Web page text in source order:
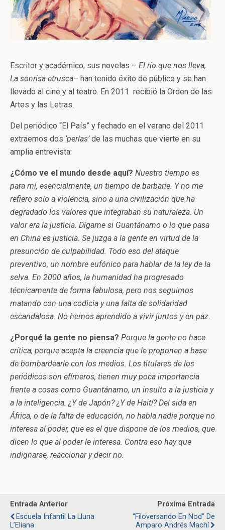
Escritor y académico, sus novelas – El río que nos lleva,
La sonrisa etrusca– han tenido éxito de público y se han
llevado al cine y al teatro. En 2011 recibió la Orden de las
Artes y las Letras.
Del periódico “El País” y fechado en el verano del 2011
extraemos dos ‘perlas’de las muchas que vierte en su
amplia entrevista:
¿Cómo ve el mundo desde aquí? Nuestro tiempo es
para mí, esencialmente, un tiempo de barbarie. Y no me
refiero solo a violencia, sino a una civilización que ha
degradado los valores que integraban su naturaleza. Un
valor era la justicia. Dígame si Guantánamo o lo que pasa
en China es justicia. Se juzga a la gente en virtud de la
presunción de culpabilidad. Todo eso del ataque
preventivo, un nombre eufónico para hablar de la ley de la
selva. En 2000 años, la humanidad ha progresado
técnicamente de forma fabulosa, pero nos seguimos
matando con una codicia y una falta de solidaridad
escandalosa. No hemos aprendido a vivir juntos y en paz.
¿Porqué la gente no piensa? Porque la gente no hace
crítica, porque acepta la creencia que le proponen a base
de bombardearle con los medios. Los titulares de los
periódicos son efímeros, tienen muy poca importancia
frente a cosas como Guantánamo, un insulto a la justicia y
a la inteligencia. ¿Y de Japón? ¿Y de Haití? Del sida en
África, o de la falta de educación, no habla nadie porque no
interesa al poder, que es el que dispone de los medios, que
dicen lo que al poder le interesa. Contra eso hay que
indignarse, reaccionar y decir no.
Entrada Anterior
Escuela Infantil La Lluna
L’Eliana
Próxima Entrada
“Filoversando En Nod” De
Amparo Andrés Machí